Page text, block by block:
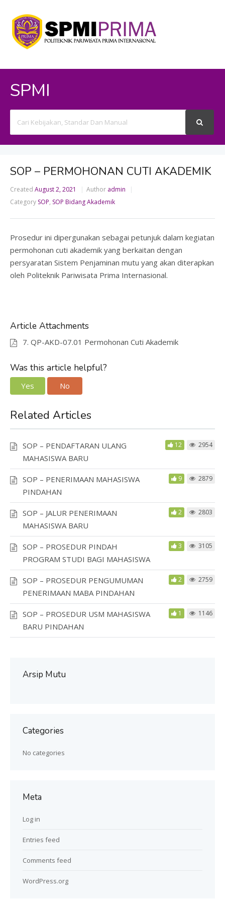
SPMI
For
SOP – PERMOHONAN CUTI AKADEMIK
Created August 2, 2021 Author admin
Category SOP, SOP Bidang Akademik
Prosedur ini dipergunakan sebagai petunjuk dalam kegiatan
permohonan cuti akademik yang berkaitan dengan
persyaratan Sistem Penjaminan mutu yang akan diterapkan
oleh Politeknik Pariwisata Prima Internasional.
Article Attachments
7. QP-AKD-07.01 Permohonan Cuti Akademik
Was this article helpful?
Yes No
Related Articles
SOP – PENDAFTARAN ULANG
MAHASISWA BARU
12 2954
SOP – PENERIMAAN MAHASISWA
PINDAHAN
9 2879
SOP – JALUR PENERIMAAN
MAHASISWA BARU
2 2803
SOP – PROSEDUR PINDAH
PROGRAM STUDI BAGI MAHASISWA
3 3105
SOP – PROSEDUR PENGUMUMAN
PENERIMAAN MABA PINDAHAN
2 2759
SOP – PROSEDUR USM MAHASISWA
BARU PINDAHAN
1 1146
Arsip Mutu
Categories
No categories
Meta
Log in
Entries feed
Comments feed
WordPress.org